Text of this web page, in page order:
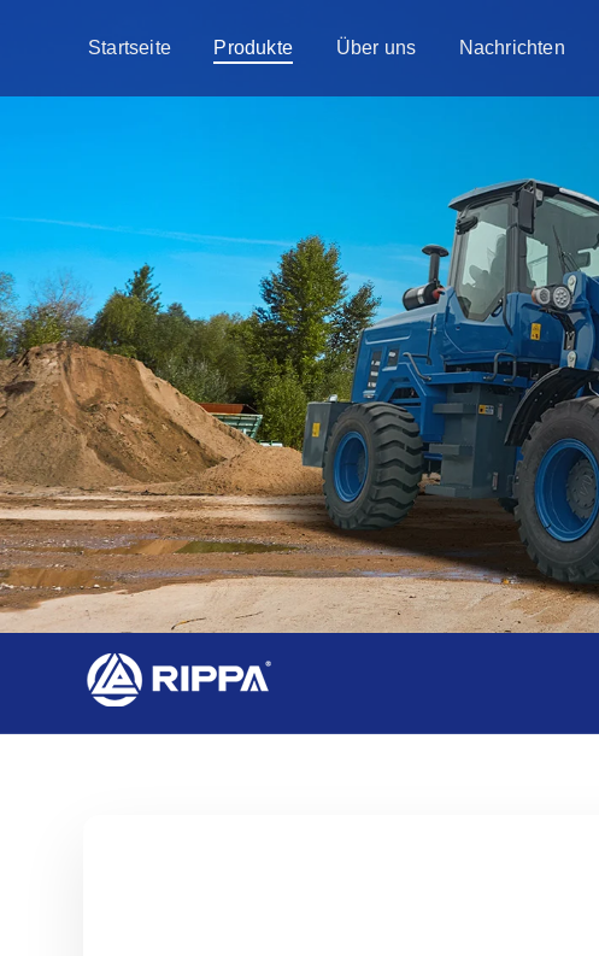
Startseite Produkte Über uns Nachrichten